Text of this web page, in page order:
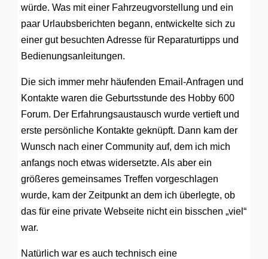
würde. Was mit einer Fahrzeugvorstellung und ein
paar Urlaubsberichten begann, entwickelte sich zu
einer gut besuchten Adresse für Reparaturtipps und
Bedienungsanleitungen.
Die sich immer mehr häufenden Email-Anfragen und
Kontakte waren die Geburtsstunde des Hobby 600
Forum. Der Erfahrungsaustausch wurde vertieft und
erste persönliche Kontakte geknüpft. Dann kam der
Wunsch nach einer Community auf, dem ich mich
anfangs noch etwas widersetzte. Als aber ein
größeres gemeinsames Treffen vorgeschlagen
wurde, kam der Zeitpunkt an dem ich überlegte, ob
das für eine private Webseite nicht ein bisschen „viel“
war.
Natürlich war es auch technisch eine